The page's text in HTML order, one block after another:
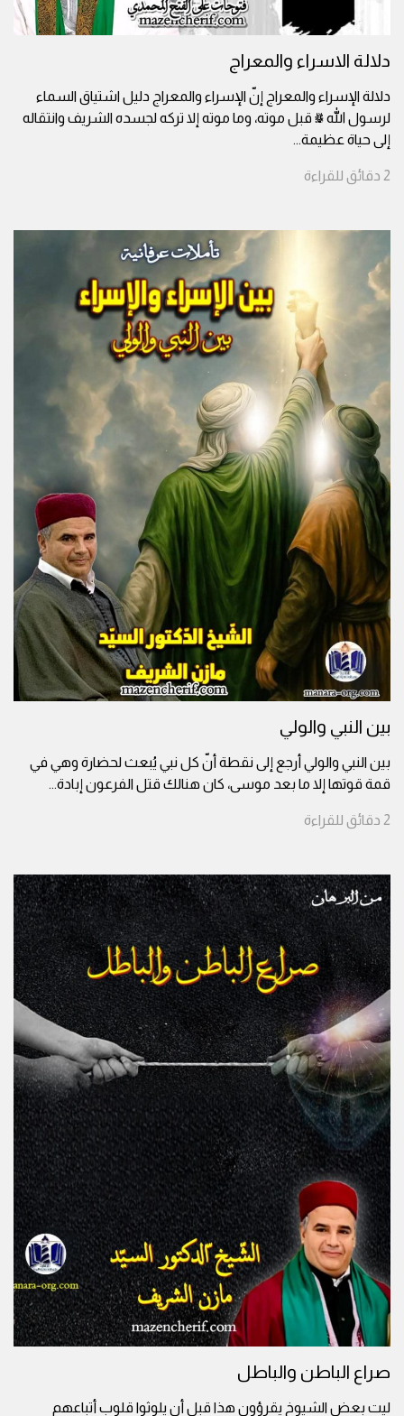
دلالة الاسراء والمعراج
دلالة الإسراء والمعراج إنّ الإسراء والمعراج دليل اشتياق السماء
لرسول الله ﷺ قبل موته، وما موته إلا تركه لجسده الشريف وانتقاله
إلى حياة عظيمة...
2 دقائق للقراءة
بين النبي والولي
بين النبي والولي أرجع إلى نقطة أنّ كل نبي يُبعث لحضارة وهي في
قمة قوتها إلا ما بعد موسى، كان هنالك قتل الفرعون إبادة...
2 دقائق للقراءة
صراع الباطن والباطل
ليت بعض الشيوخ يقرؤون هذا قبل أن يلوثوا قلوب أتباعهم